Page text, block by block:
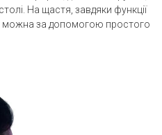
На щастя, завдяки функції
можна за допомогою простого